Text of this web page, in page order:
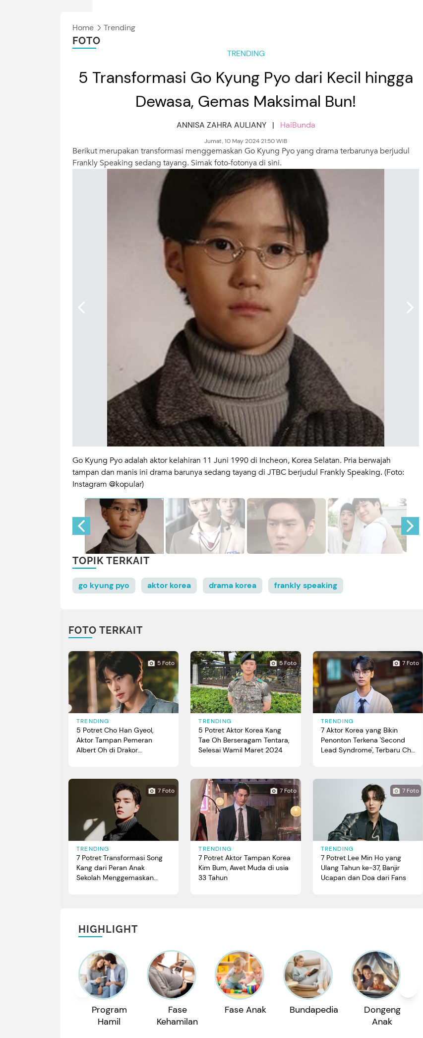
Home Trending
FOTO
TRENDING
5 Transformasi Go Kyung Pyo dari Kecil hingga
Dewasa, Gemas Maksimal Bun!
ANNISA ZAHRA AULIANY | HaiBunda
Jumat, 10 May 2024 21:50 WIB
Berikut merupakan transformasi menggemaskan Go Kyung Pyo yang drama terbarunya berjudul
Frankly Speaking sedang tayang. Simak foto-fotonya di sini.
Go Kyung Pyo adalah aktor kelahiran 11 Juni 1990 di Incheon, Korea Selatan. Pria berwajah
tampan dan manis ini drama barunya sedang tayang di JTBC berjudul Frankly Speaking. (Foto:
Instagram @kopular)
TOPIK TERKAIT
go kyung pyo aktor korea drama korea frankly speaking
FOTO TERKAIT
5 Foto
TRENDING
5 Potret Cho Han Gyeol,
Aktor Tampan Pemeran
Albert Oh di Drakor
5 Foto
TRENDING
5 Potret Aktor Korea Kang
Tae Oh Berseragam Tentara,
Selesai Wamil Maret 2024
7 Foto
TRENDING
7 Aktor Korea yang Bikin
Penonton Terkena 'Second
Lead Syndrome', Terbaru Cha
7 Foto
TRENDING
7 Potret Transformasi Song
Kang dari Peran Anak
Sekolah Menggemaskan
7 Foto
TRENDING
7 Potret Aktor Tampan Korea
Kim Bum, Awet Muda di usia
33 Tahun
7 Foto
TRENDING
7 Potret Lee Min Ho yang
Ulang Tahun ke-37, Banjir
Ucapan dan Doa dari Fans
HIGHLIGHT
Program
Hamil
Fase
Kehamilan
Fase Anak Bundapedia
Dongeng
Anak